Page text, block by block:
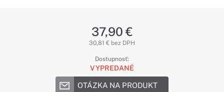
37,90 €
30,81 € bez DPH
Dostupnosť:
VYPREDANÉ
OTÁZKA NA PRODUKT